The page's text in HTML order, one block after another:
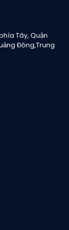
Tây, Quận
Đông,Trung